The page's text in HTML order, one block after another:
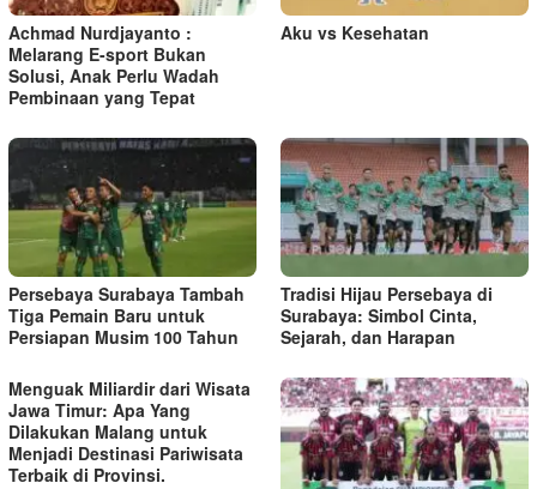
s
Achmad Nurdjayanto :
Melarang E-sport Bukan
Solusi, Anak Perlu Wadah
Pembinaan yang Tepat
Aku vs Kesehatan
Persebaya Surabaya Tambah
Tiga Pemain Baru untuk
Persiapan Musim 100 Tahun
Tradisi Hijau Persebaya di
Surabaya: Simbol Cinta,
Sejarah, dan Harapan
Menguak Miliardir dari Wisata
Jawa Timur: Apa Yang
Dilakukan Malang untuk
Menjadi Destinasi Pariwisata
Terbaik di Provinsi.